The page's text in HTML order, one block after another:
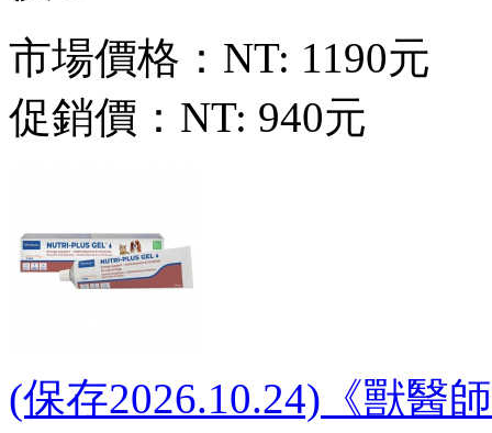
市場價格： NT: 1190元
促銷價： NT: 940元
(保存2026.10.24)《獸醫